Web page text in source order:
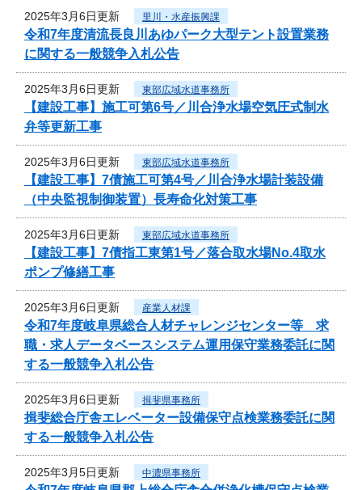
2025年3月6日更新 里川・水産振興課
令和7年度清流長良川あゆパーク大型テント設置業務
に関する一般競争入札公告
2025年3月6日更新 東部広域水道事務所
【建設工事】施工可第6号／川合浄水場空気圧式制水
弁等更新工事
2025年3月6日更新 東部広域水道事務所
【建設工事】7債施工可第4号／川合浄水場計装設備
（中央監視制御装置）長寿命化対策工事
2025年3月6日更新 東部広域水道事務所
【建設工事】7債指工東第1号／落合取水場No.4取水
ポンプ修繕工事
2025年3月6日更新 産業人材課
令和7年度岐阜県総合人材チャレンジセンター等 求
職・求人データベースシステム運用保守業務委託に関
する一般競争入札公告
2025年3月6日更新 揖斐県事務所
揖斐総合庁舎エレベーター設備保守点検業務委託に関
する一般競争入札公告
2025年3月5日更新 中濃県事務所